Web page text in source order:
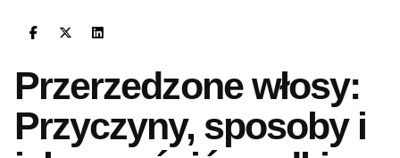
Przerzedzone włosy:
Przyczyny, sposoby i